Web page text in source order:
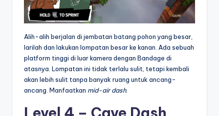
Alih-alih berjalan di jembatan batang pohon yang besar,
larilah dan lakukan lompatan besar ke kanan. Ada sebuah
platform tinggi di luar kamera dengan Bandage di
atasnya. Lompatan ini tidak terlalu sulit, tetapi kembali
akan lebih sulit tanpa banyak ruang untuk ancang-
ancang. Manfaatkan mid-air dash.